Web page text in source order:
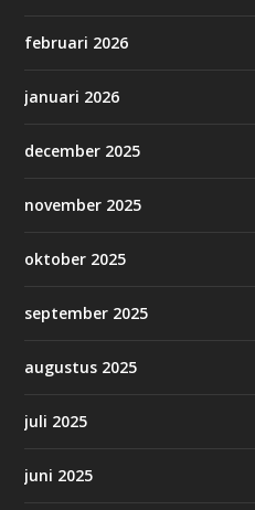
februari 2026
januari 2026
december 2025
november 2025
oktober 2025
september 2025
augustus 2025
juli 2025
juni 2025